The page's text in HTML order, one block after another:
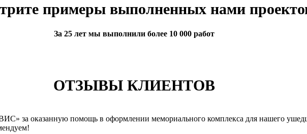
примеры выполненных нами
За 25 лет мы выполнили более 10 000 работ
ОТЗЫВЫ КЛИЕНТОВ
за оказанную помощь в оформлении мемориального комплекса для нашего